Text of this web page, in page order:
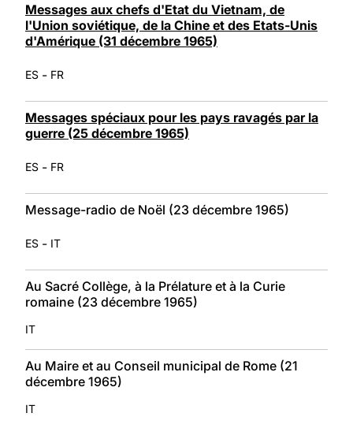
Messages aux chefs d'Etat du Vietnam, de
l'Union soviétique, de la Chine et des Etats-Unis
d'Amérique (31 décembre 1965)
ES - FR
Messages spéciaux pour les pays ravagés par la
guerre (25 décembre 1965)
ES - FR
Message-radio de Noël (23 décembre 1965)
ES - IT
Au Sacré Collège, à la Prélature et à la Curie
romaine (23 décembre 1965)
IT
Au Maire et au Conseil municipal de Rome (21
décembre 1965)
IT